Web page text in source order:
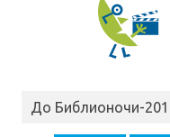
До Библионочи-